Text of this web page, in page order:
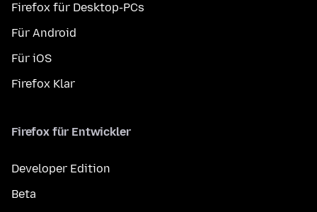
Firefox für Desktop-PCs
Für Android
Für iOS
Firefox Klar
Firefox für Entwickler
Developer Edition
Beta